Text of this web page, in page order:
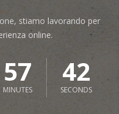
stiamo lavorando per
online.
57
MINUTES
42
SECONDS